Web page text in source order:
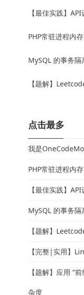
【最佳实践】
PHP常驻进程内
MySQL 的事务隔
【题解】
点击最多
我是
PHP常驻进程内
【最佳实践】
MySQL 的事务隔
【题解】
【完整|实用】
【题解】应用 ”
杂度